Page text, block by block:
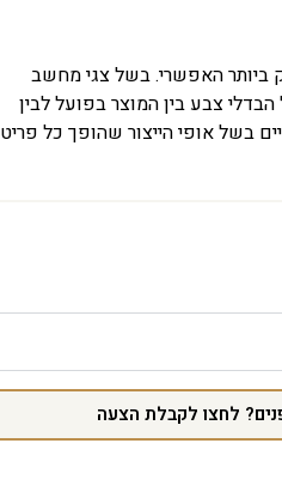
ביותר האפשרי. בשל צגי מחשב
הבדלי צבע בין המוצר בפועל לבין
בשל אופי הייצור שהופך כל פריט
לחצו לקבלת הצעה